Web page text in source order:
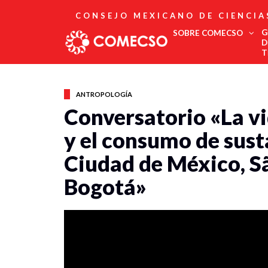
CONSEJO MEXICANO DE
SOBRE COMECSO
Directorio
Estatutos
Fundadores
Publicaciones
Comité Editorial
Boletín
ANTROPOLOGÍA
Conversatorio «La
y el consumo de
Ciudad de México,
Bogotá»